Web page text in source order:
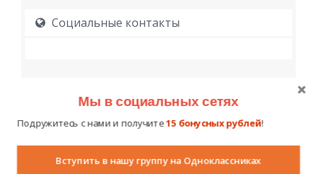
Социальные контакты
Мы в социальных сетях
Подружитесь с нами и получите15 бонусных рублей!
Вступить в нашу группу на Одноклассниках